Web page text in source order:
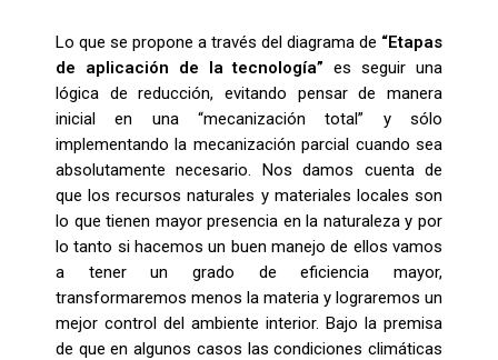
Lo que se propone a través del diagrama de “Etapas
de aplicación de la tecnología”es seguir una
lógica de reducción, evitando pensar de manera
inicial en una “mecanización total” ysólo
implementando la mecanización parcial cuando sea
absolutamente necesario. Nos damos cuenta de
que los recursos naturales y materiales locales son
lo que tienen mayor presencia en la naturaleza y por
lo tanto si hacemos un buen manejo de ellos vamos
a tener un grado de eficiencia mayor,
transformaremos menos la materia y lograremos un
mejor control del ambiente interior. Bajo la premisa
de que en algunos casos las condiciones climáticas